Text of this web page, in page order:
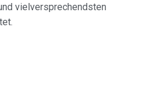
vielversprechendsten